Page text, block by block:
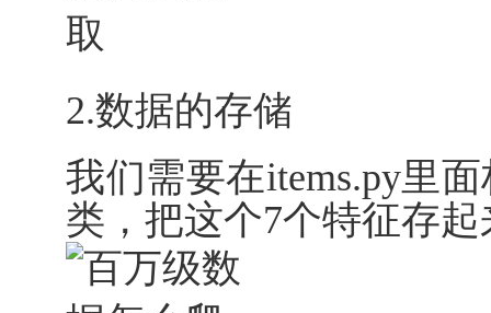
2.数据的存储
我们需要在items.py里
类，把这个7个特征存起